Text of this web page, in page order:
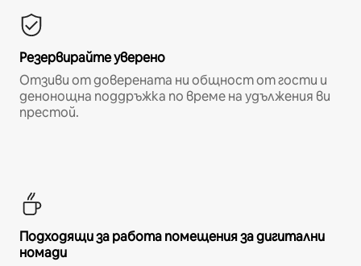
Резервирайте уверено
Отзиви от доверената ни общност от гости и
денонощна поддръжка по време на удължения ви
престой.
Подходящи за работа помещения за дигитални
номади